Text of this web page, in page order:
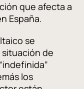
que afecta a
España.
se
de
los